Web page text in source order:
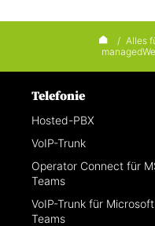
/ Alles
Telefonie
Hosted-PBX
VoIP-Trunk
Operator Connect für
Teams
VoIP-Trunk für Microsoft
Teams